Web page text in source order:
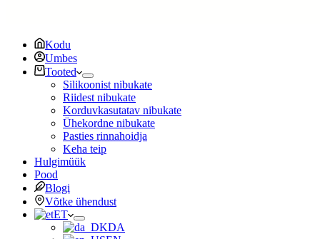
Kodu
Umbes
Tooted
Silikoonist nibukate
Riidest nibukate
Korduvkasutatav nibukate
Ühekordne nibukate
Pasties rinnahoidja
Keha teip
Hulgimüük
Pood
Blogi
Võtke ühendust
ET
DA